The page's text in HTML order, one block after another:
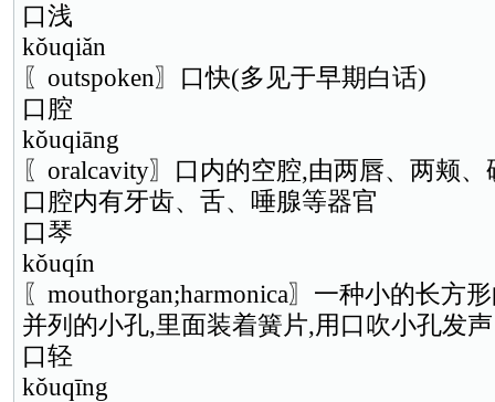
口浅
kǒuqiǎn
〖outspoken〗口快(多见于早期白话)
口腔
kǒuqiāng
〖oralcavity〗口内的空腔,由两唇、两颊
口腔内有牙齿、舌、唾腺等器官
口琴
kǒuqín
〖mouthorgan;harmonica〗一种小的长方
并列的小孔,里面装着簧片,用口吹小孔发声
口轻
kǒuqīng